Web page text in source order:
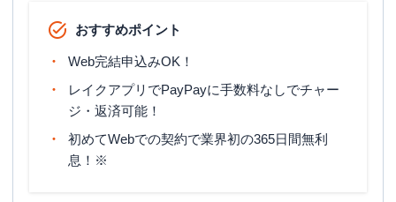
おすすめポイント
Web完結申込みOK！
レイクアプリでPayPayに手数料なしでチャー
ジ・返済可能！
初めてWebでの契約で業界初の365日間無利
息！※